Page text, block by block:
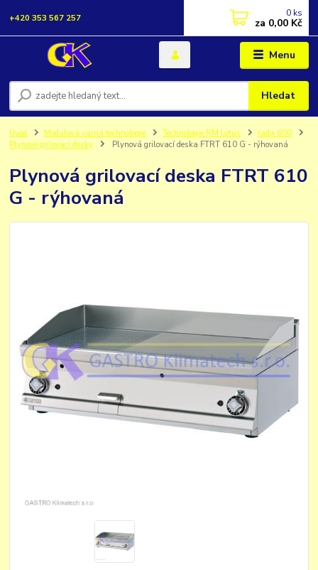
Menu
Hledat
+420 353 567 257 0 ks
za 0,00 Kč
Úvod Modulová varná technologie Technologie RM Lotus
řada 600
Plynové grilovací desky
Plynová grilovací deska FTRT 610 G - rýhovaná
Plynová grilovací deska FTRT 610
G - rýhovaná